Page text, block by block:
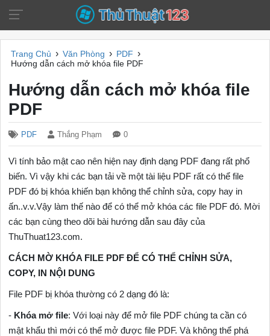
Trang Chủ › Văn Phòng › PDF ›
Hướng dẫn cách mở khóa file PDF
Hướng dẫn cách mở khóa file
PDF
PDF Thắng Phạm 0
Vì tính bảo mật cao nên hiện nay định dạng PDF đang rất phổ
biến. Vì vậy khi các bạn tải về một tài liệu PDF rất có thể file
PDF đó bị khóa khiến bạn không thể chỉnh sửa, copy hay in
ấn..v.v.Vậy làm thế nào để có thể mở khóa các file PDF đó. Mời
các bạn cùng theo dõi bài hướng dẫn sau đây của
ThuThuat123.com.
CÁCH MỜ KHÓA FILE PDF ĐỂ CÓ THỂ CHỈNH SỬA,
COPY, IN NỘI DUNG
File PDF bị khóa thường có 2 dạng đó là:
- Khóa mở file: Với loại này để mở file PDF chúng ta cần có
mật khẩu thì mới có thể mở được file PDF. Và không thể phá